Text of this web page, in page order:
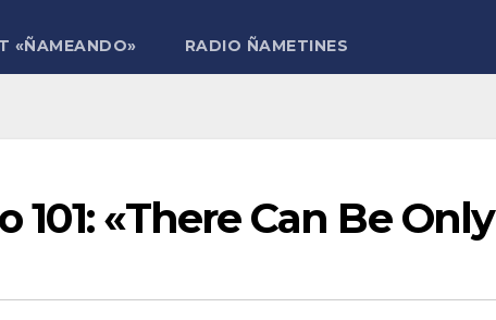
«ÑAMEANDO» RADIO ÑAMETINES
101: «There Can Be